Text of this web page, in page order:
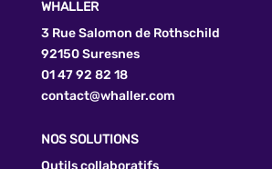
WHALLER
3 Rue Salomon de Rothschild
92150 Suresnes
01 47 92 82 18
contact@whaller.com
NOS SOLUTIONS
Outils collaboratifs